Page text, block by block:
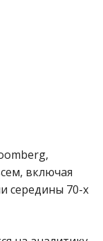
включая
середины 70-х